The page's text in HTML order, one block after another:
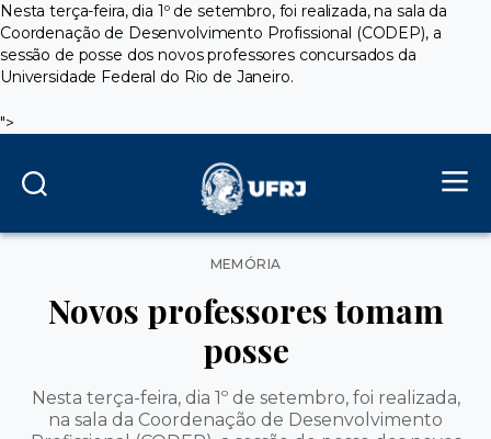
Nesta terça-feira, dia 1º de setembro, foi realizada, na sala da
Coordenação de Desenvolvimento Profissional (CODEP), a
sessão de posse dos novos professores concursados da
Universidade Federal do Rio de Janeiro.
">
Categorias
MEMÓRIA
Novos professores tomam
posse
Nesta terça-feira, dia 1º de setembro, foi realizada,
na sala da Coordenação de Desenvolvimento